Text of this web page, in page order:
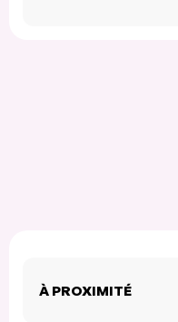
À PROXIMITÉ